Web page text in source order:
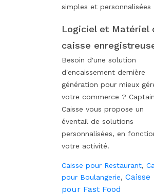
simples et personnalisées
Logiciel et Matériel
caisse
Besoin d'une solution
d'encaissement dernière
génération pour mieux
votre commerce ? Captain
Caisse vous propose un
éventail de solutions
personnalisées, en
votre activité.
Caisse pour Restaurant,
pour Boulangerie, Caisse
pour Fast Food